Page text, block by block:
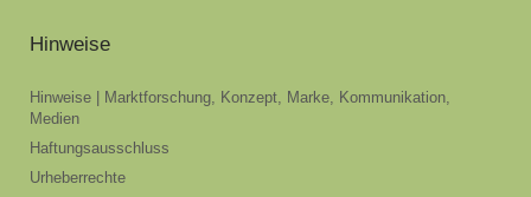
Hinweise
Hinweise | Marktforschung, Konzept, Marke, Kommunikation,
Medien
Haftungsausschluss
Urheberrechte